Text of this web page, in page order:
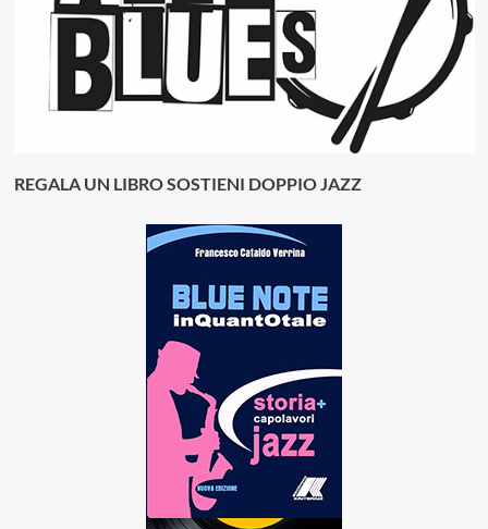
REGALA UN LIBRO SOSTIENI DOPPIO JAZZ